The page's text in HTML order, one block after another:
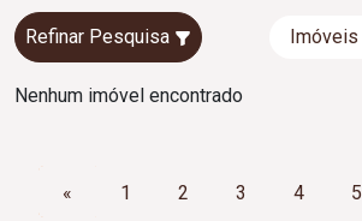
Refinar Pesquisa
Nenhum imóvel encontrado
« 1 2 3 4 5